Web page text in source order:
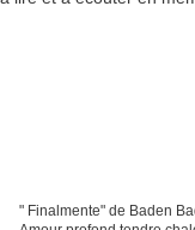
" Finalmente" de Baden